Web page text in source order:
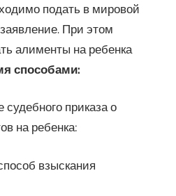
подать в мировой
При этом
алименты на ребенка
способами:
приказа о
на ребенка:
взыскания